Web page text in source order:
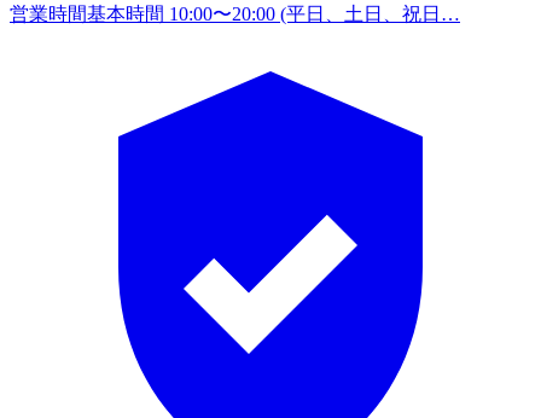
営業時間基本時間 10:00〜20:00 (平日、土日、祝日…